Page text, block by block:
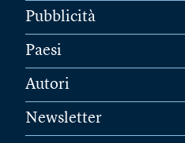
Pubblicità
Paesi
Autori
Newsletter